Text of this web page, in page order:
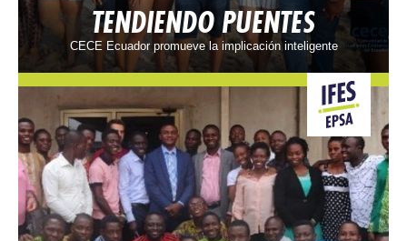
TENDIENDO PUENTES
CECE Ecuador promueve la implicación inteligente